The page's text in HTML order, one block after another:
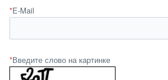
*E-Mail
*Введите слово на картинке